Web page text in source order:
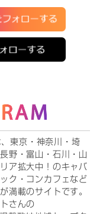
東京・神奈川・埼
野・富山・石川・山
ア拡大中！のキャバ
ク・コンカフェなど
満載のサイトです。
さんの